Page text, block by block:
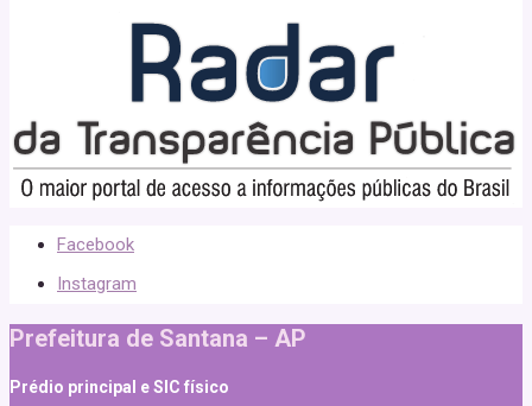
Facebook
Instagram
Prefeitura de Santana – AP
Prédio principal e SIC físico